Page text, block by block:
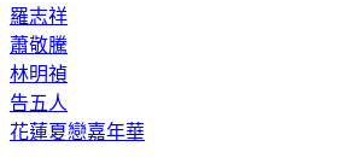
羅志祥
蕭敬騰
林明禎
告五人
花蓮夏戀嘉年華